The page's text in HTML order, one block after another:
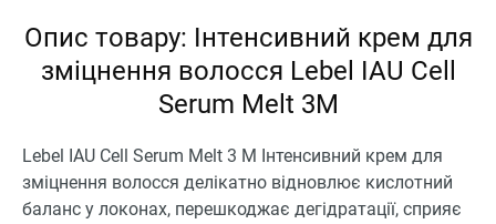
Опис товару: Інтенсивний крем для
зміцнення волосся Lebel IAU Cell
Serum Melt 3M
Lebel IAU Cell Serum Melt 3 M Інтенсивний крем для
зміцнення волосся делікатно відновлює кислотний
баланс у локонах, перешкоджає дегідратації, сприяє